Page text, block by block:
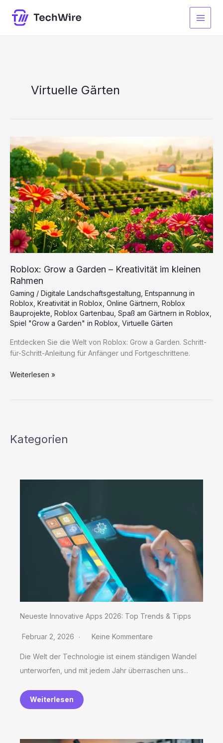
Inhalt
springen
Virtuelle Gärten
Roblox: Grow a Garden – Kreativität im kleinen
Rahmen
Gaming / Digitale Landschaftsgestaltung Entspannung in
Roblox Kreativität in Roblox Online Gärtnern Roblox
Bauprojekte Roblox Gartenbau Spaß am Gärtnern in Roblox
Spiel "Grow a Garden" in Roblox Virtuelle Gärten
Entdecken Sie die Welt von Roblox: Grow a Garden. Schritt-
für-Schritt-Anleitung für Anfänger und Fortgeschrittene.
Roblox:
im
Weiterlesen »
Kategorien
Neueste Innovative Apps 2026: Top Trends & Tipps
Februar 2, 2026 Keine Kommentare
Die Welt der Technologie ist einem ständigen Wandel
unterworfen, und mit jedem Jahr überraschen uns...
Weiterlesen